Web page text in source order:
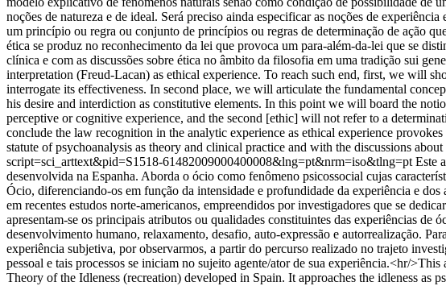
noções de natureza e de ideal. Será preciso ainda especificar as noções de
um princípio ou regra ou conjunto de princípios ou regras de determinação de ação
ética se produz no reconhecimento da lei que provoca um para-além-da-lei que se
clínica e com as discussões sobre ética no âmbito da filosofia em uma tradição sui
interpretation (Freud-Lacan) as ethical experience. To reach such end, first, we will
interrogate its effectiveness. In second place, we will articulate the fundamental
his desire and interdiction as constitutive elements. In this point we will board the
perceptive or cognitive experience, and the second [ethic] will not refer to a
conclude the law recognition in the analytic experience as ethical experience
statute of psychoanalysis as theory and clinical practice and with the discussions
script=sci_arttext&pid=S1518-61482009000400008&lng=pt&nrm=iso&tlng=pt Este
desenvolvida na Espanha. Aborda o ócio como fenômeno psicossocial cujas
Ócio, diferenciando-os em função da intensidade e profundidade da experiência e
em recentes estudos norte-americanos, empreendidos por investigadores que se
apresentam-se os principais atributos ou qualidades constituintes das experiências
desenvolvimento humano, relaxamento, desafio, auto-expressão e autorrealização.
experiência subjetiva, por observarmos, a partir do percurso realizado no trajeto
pessoal e tais processos se iniciam no sujeito agente/ator de sua experiência.<hr/
Theory of the Idleness (recreation) developed in Spain. It approaches the idleness